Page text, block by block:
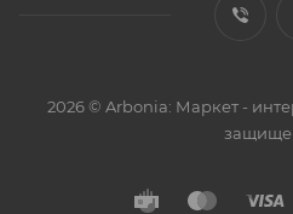
2026 © Arbonia: Маркет -